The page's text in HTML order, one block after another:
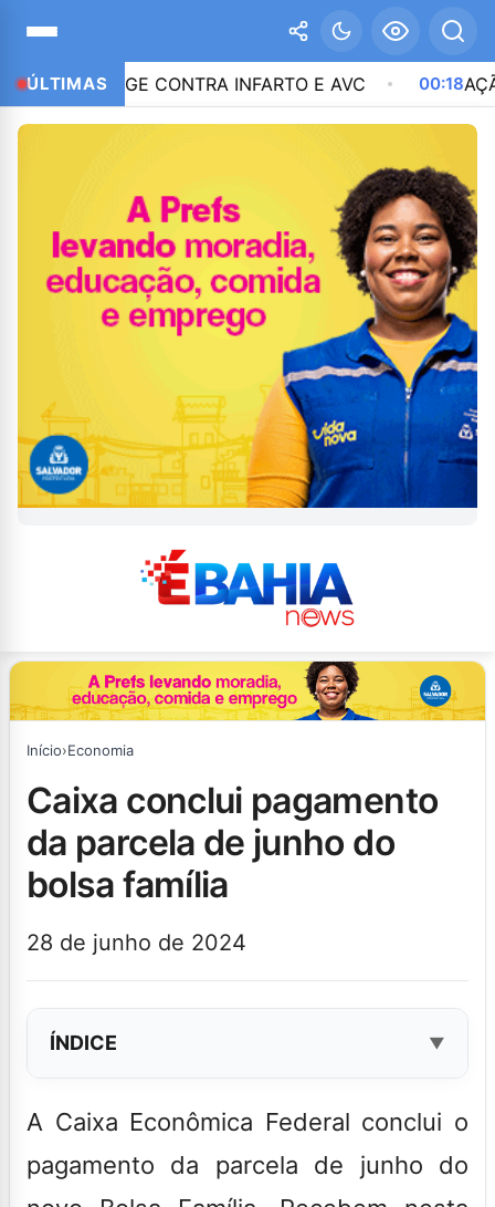
ÚLTIMASCONTRA INFARTO E AVC 00:18 AÇÃO NA
Início›Economia
caixa conclui pagamento
da parcela de junho do
bolsa família
28 de junho de 2024
ÍNDICE
A Caixa Econômica Federal conclui o
pagamento da parcela de junho do